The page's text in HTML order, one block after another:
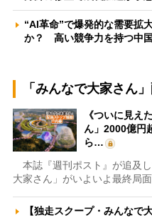
“AI革命”で爆発的な需要拡
か？ 高い競争力を持つ中
「みんなで大家さん
《ついに見え
ん」2000億円
ら…
本誌『週刊ポスト』が追及
大家さん」がいよいよ最終局
【独走スクープ・みんなで